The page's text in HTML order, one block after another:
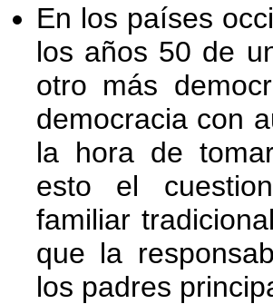
En los países
los años 50 de
otro más
democracia con
la hora de
esto el
familiar
que la
los padres